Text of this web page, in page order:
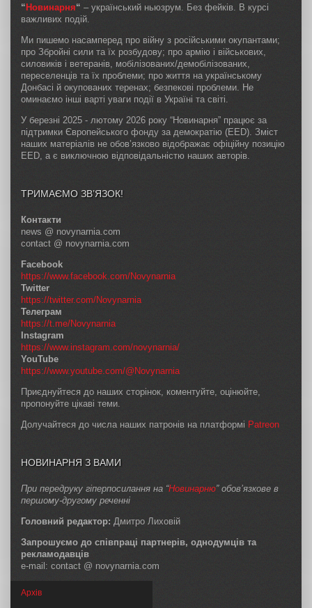
“ Новинарня“ – український ньюзрум. Без фейків. В курсі
важливих подій.
Ми пишемо насамперед про війну з російськими окупантами;
про Збройні сили та їх розбудову; про армію і військових,
силовиків і ветеранів, мобілізованих/демобілізованих,
переселенців та їх проблеми; про життя на українському
Донбасі й окупованих теренах; безпекові проблеми. Не
оминаємо інші варті уваги події в Україні та світі.
У березні 2025 - лютому 2026 року “Новинарня” працює за
підтримки Європейського фонду за демократію (EED). Зміст
наших матеріалів не обов’язково відображає офіційну позицію
EED, а є виключною відповідальністю наших авторів.
ТРИМАЄМО ЗВ’ЯЗОК!
Контакти
news @ novynarnia.com
contact @ novynarnia.com
Facebook
https://www.facebook.com/Novynarnia
Twitter
https://twitter.com/Novynarnia
Телеграм
https://t.me/Novynarnia
Instagram
https://www.instagram.com/novynarnia/
YouTube
https://www.youtube.com/@Novynarnia
Приєднуйтеся до наших сторінок, коментуйте, оцінюйте,
пропонуйте цікаві теми.
Долучайтеся до числа наших патронів на платформі Patreon
НОВИНАРНЯ З ВАМИ
При передруку гіперпосилання на “Новинарню” обов’язкове в
першому-другому реченні
Головний редактор: Дмитро Лиховій
Запрошуємо до співпраці партнерів, однодумців та
рекламодавців
e-mail: contact @ novynarnia.com
Архів